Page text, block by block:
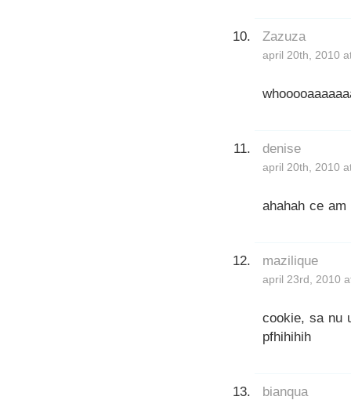
Zazuza
april 20th, 2010
denise
april 20th, 2010
ahahah ce
mazilique
april 23rd, 2010
cookie, sa nu
pfhihihih
bianqua